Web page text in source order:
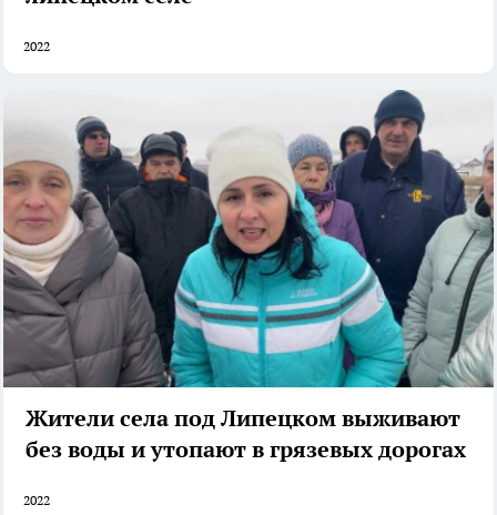
2022
Жители села под Липецком выживают
без воды и утопают в грязевых дорогах
2022